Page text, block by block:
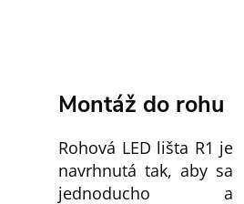
Montáž do rohu
Rohová LED lišta R1 je
navrhnutá tak, aby sa
jednoducho a